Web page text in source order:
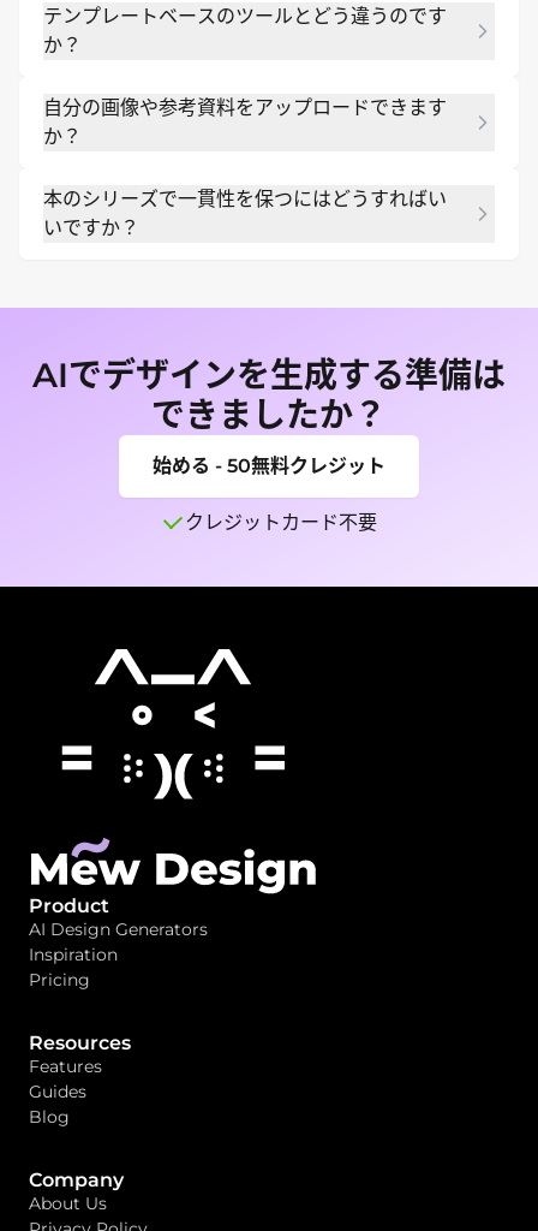
ウト、テキスト、色、ビジュアルを調整できます。
テンプレートベースのツールとどう違うのです
か？
ジュアルアイデアを説明します。AIブックカバーメ
ーカーがコンテンツに合わせてレイアウトを構築
自分の画像や参考資料をアップロードできます
か？
考カバーをアップロードしてデザインをガイドでき
ます。
本のシリーズで一貫性を保つにはどうすればい
いですか？
ショナルなブランドアイデンティティを維持できま
す。
AIでデザインを生成する準備は
できましたか？
始める - 50無料クレジット
クレジットカード不要
Product
AI Design Generators
Inspiration
Pricing
Resources
Features
Guides
Blog
Company
About Us